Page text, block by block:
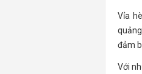
Vỉa
đảm
Với